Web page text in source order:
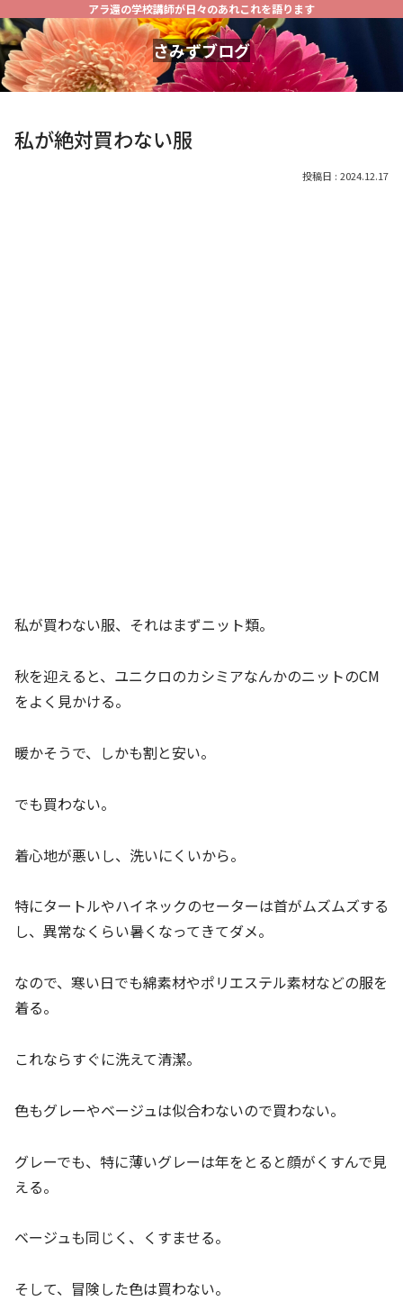
アラ還の学校講師が日々のあれこれを語ります
さみずブログ
私が絶対買わない服
2024.12.17
私が買わない服、それはまずニット類。
秋を迎えると、ユニクロのカシミアなんかのニットのCM
をよく見かける。
暖かそうで、しかも割と安い。
でも買わない。
着心地が悪いし、洗いにくいから。
特にタートルやハイネックのセーターは首がムズムズする
し、異常なくらい暑くなってきてダメ。
なので、寒い日でも綿素材やポリエステル素材などの服を
着る。
これならすぐに洗えて清潔。
色もグレーやベージュは似合わないので買わない。
グレーでも、特に薄いグレーは年をとると顔がくすんで見
える。
ベージュも同じく、くすませる。
そして、冒険した色は買わない。